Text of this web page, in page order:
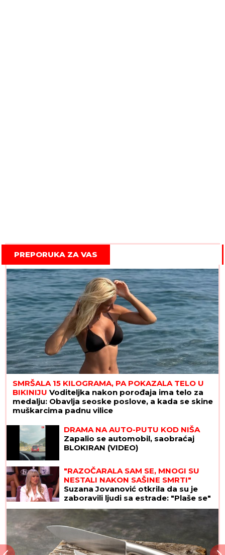
PREPORUKA ZA VAS
SMRŠALA 15 KILOGRAMA, PA POKAZALA TELO U
BIKINIJU Voditeljka nakon porođaja ima telo za
medalju: Obavlja seoske poslove, a kada se skine
muškarcima padnu vilice
DRAMA NA AUTO-PUTU KOD NIŠA
Zapalio se automobil, saobraćaj
BLOKIRAN (VIDEO)
"RAZOČARALA SAM SE, MNOGI SU
NESTALI NAKON SAŠINE SMRTI"
Suzana Jovanović otkrila da su je
zaboravili ljudi sa estrade: "Plaše se"